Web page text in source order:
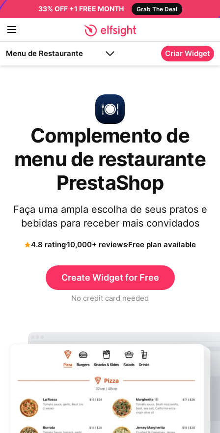
33% OFF +1 FREE MONTH Grab The Deal
Menu de Restaurante Criar Widget
Complemento de
menu de restaurante
PrestaShop
Faça uma ampla escolha de seus pratos e
bebidas para receber mais convidados
4.8 rating10,000+ reviewsFree plan available
Create Widget for Free
No credit card needed